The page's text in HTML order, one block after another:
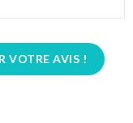
VOTRE AVIS !